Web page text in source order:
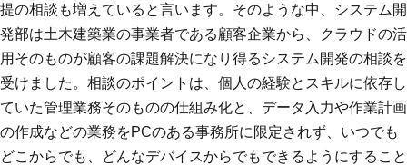
提の相談も増えていると言います。そのような中、システム開
発部は土木建築業の事業者である顧客企業から、クラウドの活
用そのものが顧客の課題解決になり得るシステム開発の相談を
受けました。相談のポイントは、個人の経験とスキルに依存し
ていた管理業務そのものの仕組み化と、データ入力や作業計画
の作成などの業務をPCのある事務所に限定されず、いつでも
どこからでも、どんなデバイスからでもできるようにすること